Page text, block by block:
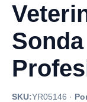
SKU:YR05146 ·